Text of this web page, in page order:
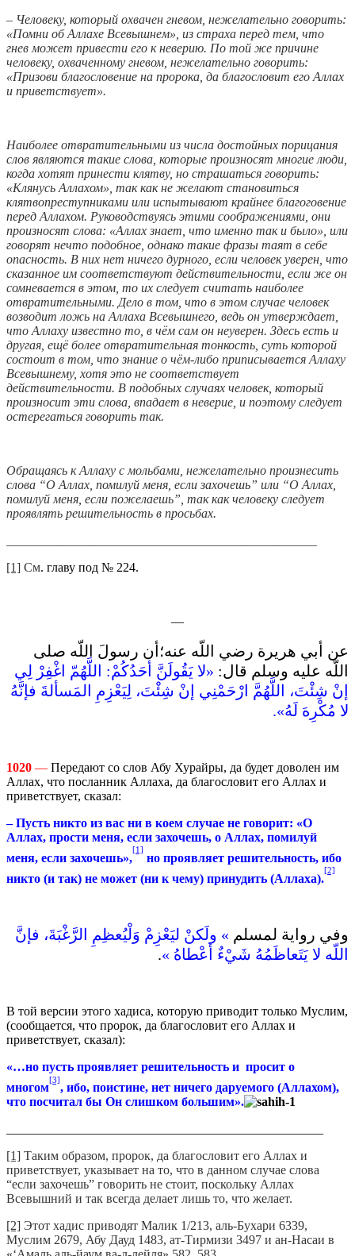
– Человеку, который охвачен гневом, нежелательно говорить:
«Помни об Аллахе Всевышнем», из страха перед тем, что
гнев может привести его к неверию. По той же причине
человеку, охваченному гневом, нежелательно говорить:
«Призови благословение на пророка, да благословит его Аллах
и приветствует».
Наиболее отвратительными из числа достойных порицания
слов являются такие слова, которые произносят многие люди,
когда хотят принести клятву, но страшаться говорить:
«Клянусь Аллахом», так как не желают становиться
клятвопреступниками или испытывают крайнее благоговение
перед Аллахом. Руководствуясь этими соображениями, они
произносят слова: «Аллах знает, что именно так и было», или
говорят нечто подобное, однако такие фразы таят в себе
опасность. В них нет ничего дурного, если человек уверен, что
сказанное им соответствуют действительности, если же он
сомневается в этом, то их следует считать наиболее
отвратительными. Дело в том, что в этом случае человек
возводит ложь на Аллаха Всевышнего, ведь он утверждает,
что Аллаху известно то, в чём сам он неуверен. Здесь есть и
другая, ещё более отвратительная тонкость, суть которой
состоит в том, что знание о чём-либо приписывается Аллаху
Всевышнему, хотя это не соответствует
действительности. В подобных случаях человек, который
произносит эти слова, впадает в неверие, и поэтому следует
остерегаться говорить так.
Обращаясь к Аллаху с мольбами, нежелательно произнесить
слова “О Аллах, помилуй меня, если захочешь” или “О Аллах,
помилуй меня, если пожелаешь”, так как человеку следует
проявлять решительность в просьбах.
[1] См. главу под № 224.
—
عن أبي هريرة رضي اللّه عنه؛أن رسولَ اللّه صلى
اللّه عليه وسلم قال‏:‏ ‏ «‏لا يَقُولَنَّ أحَدُكُمْ‏:‏ اللَّهُمّ اغْفِرْ لِي
إنْ شِئْتَ، اللَّهُمَّ ارْحَمْنِي إنْ شِئْتَ، لِيَعْزِمِ المَسألةَ فإنَّهُ
لا مُكْرِهَ لَهُ‏»‏‏.‏
1020 — Передают со слов Абу Хурайры, да будет доволен им
Аллах, что посланник Аллаха, да благословит его Аллах и
приветствует, сказал:
– Пусть никто из вас ни в коем случае не говорит: «О
Аллах, прости меня, если захочешь, о Аллах, помилуй
меня, если захочешь»,
[1]
но проявляет решительность, ибо
никто (и так) не может (ни к чему) принудить (Аллаха).
[2]
وفي رواية لمسلم ‏» ‏ولَكنْ ليَعْزِمْ وَلْيُعظِمِ الرَّغْبَةَ، فإنَّ
اللّه لا يَتَعاظَمُهُ شَيْءٌ أعْطاهُ ‏»‏‏.
В той версии этого хадиса, которую приводит только Муслим,
(сообщается, что пророк, да благословит его Аллах и
приветствует, сказал):
«…но пусть проявляет решительность и просит о
многом
[3]
, ибо, поистине, нет ничего даруемого (Аллахом),
что посчитал бы Он слишком большим».
[1] Таким образом, пророк, да благословит его Аллах и
приветствует, указывает на то, что в данном случае слова
“если захочешь” говорить не стоит, поскольку Аллах
Всевышний и так всегда делает лишь то, что желает.
[2] Этот хадис приводят Малик 1/213, аль-Бухари 6339,
Муслим 2679, Абу Дауд 1483, ат-Тирмизи 3497 и ан-Насаи в